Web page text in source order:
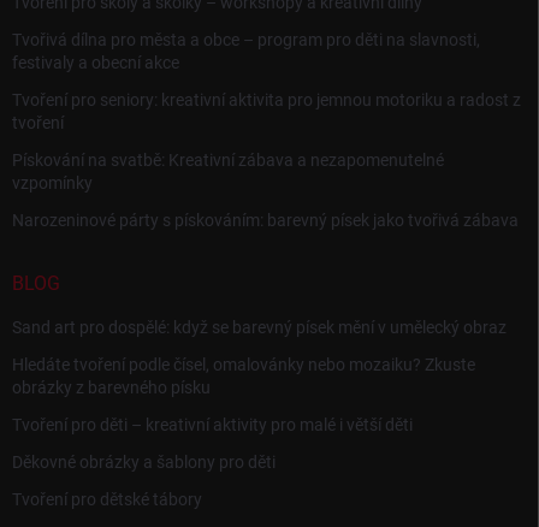
Tvořivá dílna pro města a obce – program pro děti na slavnosti,
festivaly a obecní akce
Tvoření pro seniory: kreativní aktivita pro jemnou motoriku a radost z
tvoření
Pískování na svatbě: Kreativní zábava a nezapomenutelné
vzpomínky
Narozeninové párty s pískováním: barevný písek jako tvořivá zábava
BLOG
Sand art pro dospělé: když se barevný písek mění v umělecký obraz
Hledáte tvoření podle čísel, omalovánky nebo mozaiku? Zkuste
obrázky z barevného písku
Tvoření pro děti – kreativní aktivity pro malé i větší děti
Děkovné obrázky a šablony pro děti
Tvoření pro dětské tábory